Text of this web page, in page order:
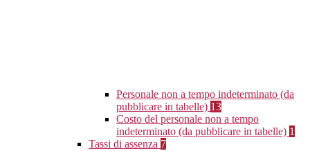
Personale non a tempo indeterminato (da
pubblicare in tabelle) 13
Costo del personale non a tempo
indeterminato (da pubblicare in tabelle) 1
Tassi di assenza 7